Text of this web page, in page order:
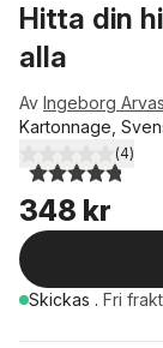
Hitta din
alla
Av Ingeborg
Kartonnage,
4,8utav 5 stjärnor.
(4)
348 kr
Skickas . Fri